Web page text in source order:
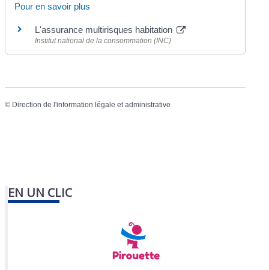
Pour en savoir plus
L'assurance multirisques habitation
Institut national de la consommation (INC)
© Direction de l'information légale et administrative
EN UN CLIC